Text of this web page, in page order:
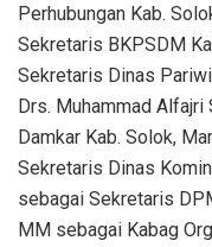
Perhubungan Kab.
Sekretaris BKPSDM
Sekretaris Dinas
Drs. Muhammad
Damkar Kab. Solok,
Sekretaris Dinas
sebagai Sekretaris
MM sebagai Kabag